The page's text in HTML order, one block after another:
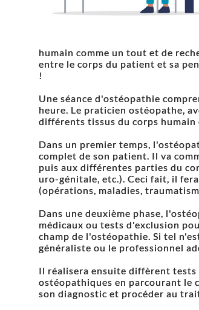
humain comme un tout et de
entre le corps du patient et sa
!
Une séance d'ostéopathie
heure. Le praticien ostéopathe,
différents tissus du corps
Dans un premier temps,
complet de son patient. Il va
puis aux différentes parties du
uro-génitale, etc.). Ceci fait, il
(opérations, maladies,
Dans une deuxième phase,
médicaux ou tests d'exclusion
champ de l'ostéopathie. Si tel
généraliste ou le professionnel
Il réalisera ensuite diffèrent
ostéopathiques en parcourant le
son diagnostic et procéder au